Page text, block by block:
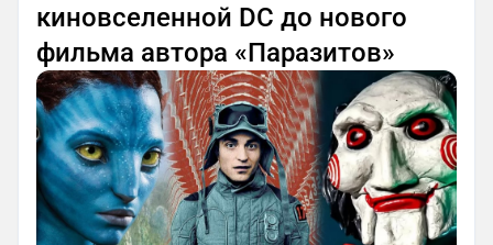
киновселенной DC до нового
фильма автора «Паразитов»